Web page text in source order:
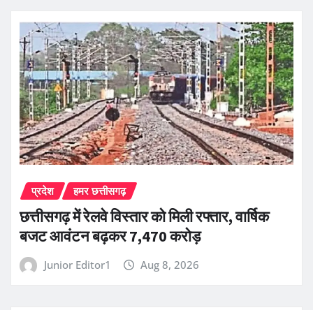
प्रदेश हमर छत्तीसगढ़
छत्तीसगढ़ में रेलवे विस्तार को मिली रफ्तार, वार्षिक
बजट आवंटन बढ़कर 7,470 करोड़
Junior Editor1 Aug 8, 2026